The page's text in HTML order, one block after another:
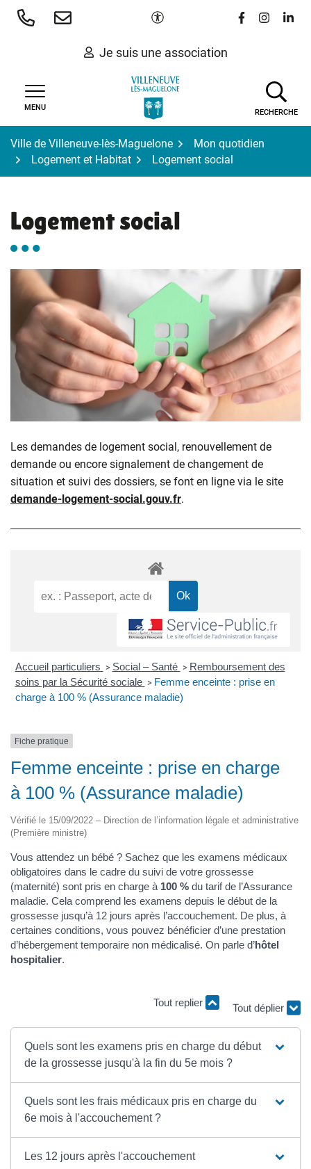
Aller
Paramètres d'accessibilité
Lien vers le
Lien vers
Lien
Je suis une association
MENU
RECHERCHE
Ville de Villeneuve-lès-Maguelone
Mon quotidien
Logement et Habitat
Logement social
Logement social
Les demandes de logement social, renouvellement de
demande ou encore signalement de changement de
situation et suivi des dossiers, se font en ligne via le site
demande-logement-social.gouv.fr.
Accueil particuliers > Social – Santé > Remboursement des
soins par la Sécurité sociale > Femme enceinte : prise en
charge à 100 % (Assurance maladie)
Fiche pratique
Femme enceinte : prise en charge
à 100 % (Assurance maladie)
Vérifié le 15/09/2022 – Direction de l’information légale et administrative
(Première ministre)
Vous attendez un bébé ? Sachez que les examens médicaux
obligatoires dans le cadre du suivi de votre grossesse
(maternité) sont pris en charge à 100 % du tarif de l’Assurance
maladie. Cela comprend les examens depuis le début de la
grossesse jusqu’à 12 jours après l’accouchement. De plus, à
certaines conditions, vous pouvez bénéficier d’une prestation
d’hébergement temporaire non médicalisé. On parle d’hôtel
hospitalier.
Tout replier
Tout déplier
Quels sont les examens pris en charge du début
de la grossesse jusqu'à la fin du 5e mois ?
Quels sont les frais médicaux pris en charge du
6e mois à l'accouchement ?
Les 12 jours après l'accouchement